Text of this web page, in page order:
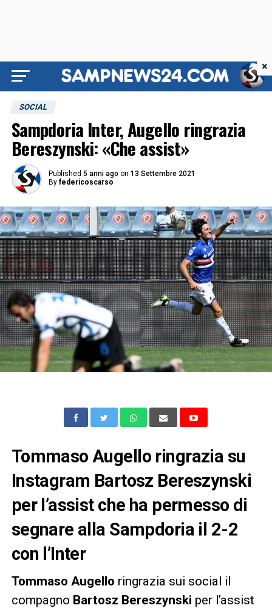
SOCIAL
Sampdoria Inter, Augello ringrazia
Bereszynski: «Che assist»
Published 5 anni ago on 13 Settembre 2021
By federicoscarso
Tommaso Augello ringrazia su
Instagram Bartosz Bereszynski
per l’assist che ha permesso di
segnare alla Sampdoria il 2-2
con l’Inter
Tommaso Augello ringrazia sui social il
compagno Bartosz Bereszynski per l’assist
×